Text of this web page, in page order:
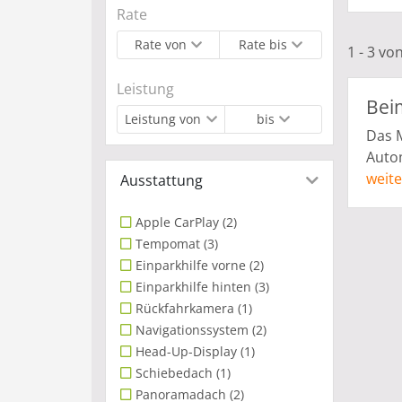
Rate
Rate von Rate bis
Leistung
Leistung von bis
Ausstattung
Apple CarPlay (2)
Tempomat (3)
Einparkhilfe vorne (2)
Einparkhilfe hinten (3)
Rückfahrkamera (1)
Navigationssystem (2)
Head-Up-Display (1)
Schiebedach (1)
Panoramadach (2)
1 - 3
Das